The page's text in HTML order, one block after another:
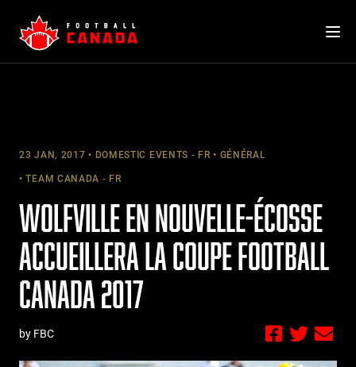
content
23 JAN, 2017 DOMESTIC EVENTS - FR GÉNÉRAL
TEAM CANADA - FR
WOLFVILLE EN NOUVELLE-ÉCOSSE
ACCUEILLERA LA COUPE FOOTBALL
CANADA 2017
by FBC